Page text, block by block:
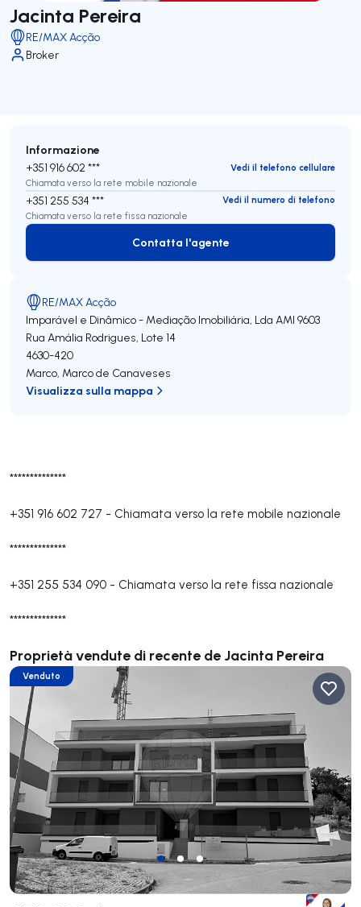
Jacinta Pereira
RE/MAX Acção
Broker
**************
+351 916 602 727 - Chiamata verso la rete mobile nazionale
**************
+351 255 534 090 - Chiamata verso la rete fissa nazionale
**************
Proprietà vendute di recente de Jacinta Pereira
Venduto
Informazione
+351 916 602 ***
Vedi il telefono cellulare
Chiamata verso la rete mobile nazionale
+351 255 534 ***
Vedi il numero di telefono
Chiamata verso la rete fissa nazionale
Contatta l'agente
Contatta l'agente
RE/MAX Acção
Imparável e Dinâmico - Mediação Imobiliária, Lda AMI 9603
Rua Amália Rodrigues, Lote 14
4630-420
Marco, Marco de Canaveses
Visualizza sulla mappa